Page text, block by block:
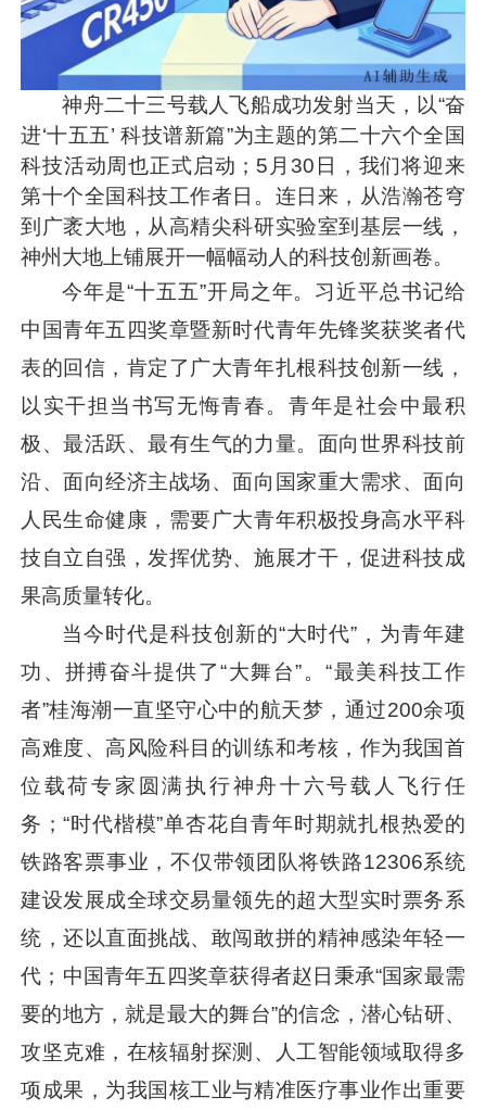
神舟二十三号载人飞船成功发射当天，以“奋
进‘十五五’ 科技谱新篇”为主题的第二十六个全国
科技活动周也正式启动；5月30日，我们将迎来
第十个全国科技工作者日。连日来，从浩瀚苍穹
到广袤大地，从高精尖科研实验室到基层一线，
神州大地上铺展开一幅幅动人的科技创新画卷。
今年是“十五五”开局之年。 习近平总书记给
中国青年五四奖章暨新时代青年先锋奖获奖者代
表的回信，肯定了广大青年扎根科技创新一线，
以实干担当书写无悔青春。青年是社会中最积
极、最活跃、最有生气的力量。面向世界科技前
沿、面向经济主战场、面向国家重大需求、面向
人民生命健康，需要广大青年积极投身高水平科
技自立自强，发挥优势、施展才干，促进科技成
果高质量转化。
当今时代是科技创新的“大时代”，为青年建
功、拼搏奋斗提供了“大舞台”。“最美科技工作
者”桂海潮一直坚守心中的航天梦，通过200余项
高难度、高风险科目的训练和考核，作为我国首
位载荷专家圆满执行神舟十六号载人飞行任
务；“时代楷模”单杏花自青年时期就扎根热爱的
铁路客票事业，不仅带领团队将铁路12306系统
建设发展成全球交易量领先的超大型实时票务系
统，还以直面挑战、敢闯敢拼的精神感染年轻一
代；中国青年五四奖章获得者赵日秉承“国家最需
要的地方，就是最大的舞台”的信念，潜心钻研、
攻坚克难，在核辐射探测、人工智能领域取得多
项成果，为我国核工业与精准医疗事业作出重要